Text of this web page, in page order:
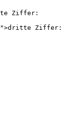
Ziffer:
Ziffer: